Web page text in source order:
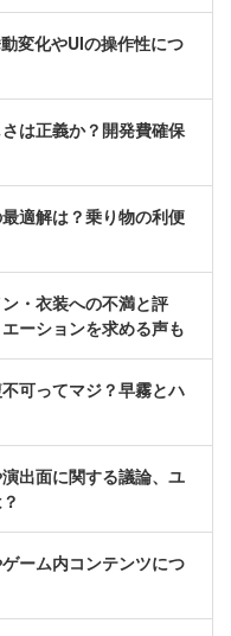
変化やUIの操作性につ
は正義か？開発費確保
適解は？乗り物の利便
・衣装への不満と評
ーションを求める声も
可ってマジ？早霧とハ
出面に関する議論、ユ
ーム内コンテンツにつ